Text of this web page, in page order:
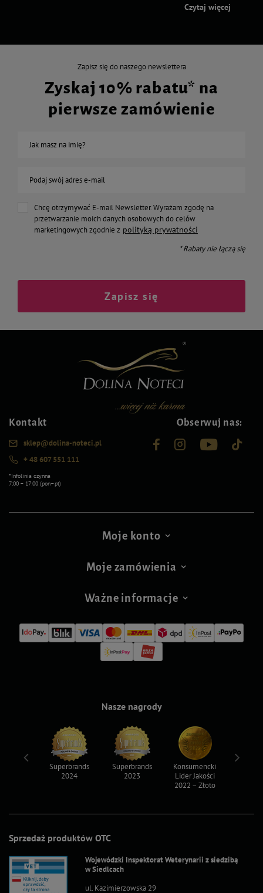
Czytaj więcej
Zapisz się do naszego newslettera
Zyskaj 10% rabatu* na
pierwsze zamówienie
Jak masz na imię?
Podaj swój adres e-mail
Chcę otrzymywać E-mail Newsletter. Wyrażam zgodę na
przetwarzanie moich danych osobowych do celów
marketingowych zgodnie z polityką prywatności
* Rabaty nie łączą się
Zapisz się
Kontakt
sklep@dolina-noteci.pl
+ 48 607 551 111
*Infolinia czynna
7:00 – 17:00 (pon–pt)
Obserwuj nas:
Moje konto
Moje zamówienia
Ważne informacje
Sprzedaż produktów OTC
Wojewódzki Inspektorat Weterynarii z siedzibą
w Siedlcach
ul. Kazimierzowska 29
Nasze nagrody
Superbrands
2024
Superbrands
2023
Konsumencki
Lider Jakości
2022 – Złoto